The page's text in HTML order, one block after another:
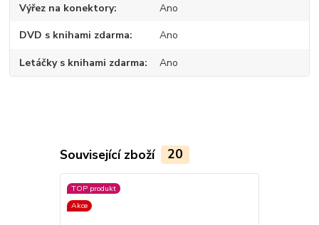
Výřez na konektory Ano
DVD s knihami zdarma Ano
Letáčky s knihami zdarma Ano
Související zboží 20
TOP produkt
Akce